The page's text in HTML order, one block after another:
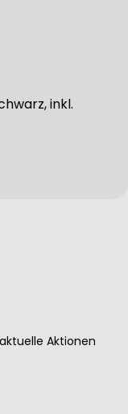
inkl.
Aktionen